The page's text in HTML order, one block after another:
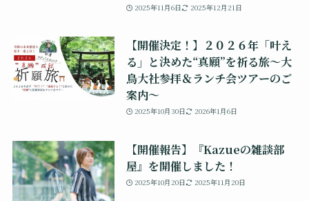
2025年11月6日 2025年12月21日
【開催決定！】２０２６年「叶え
る」と決めた“真願”を祈る旅～大
鳥大社参拝＆ランチ会ツアーのご
案内～
2025年10月30日 2026年1月6日
【開催報告】『Kazueの雑談部
屋』を開催しました！
2025年10月20日 2025年11月20日